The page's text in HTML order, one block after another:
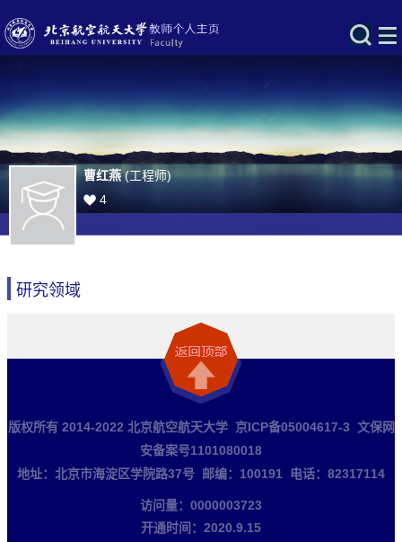
曹红燕(工程师)
4
研究领域
版权所有 2014-2022 北京航空航天大学 京ICP备05004617-3 文保网
安备案号1101080018
地址：北京市海淀区学院路37号 邮编：100191 电话：82317114
访问量： 0000003723
开通时间： 2020.9.15